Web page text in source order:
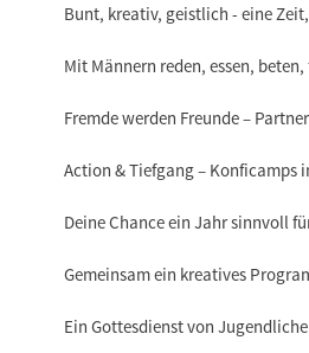
Bunt, kreativ, geistlich - eine
Mit Männern reden, essen,
Fremde werden Freunde –
Action & Tiefgang – Konficamps
Deine Chance ein Jahr sinnvoll
Gemeinsam ein kreatives
Ein Gottesdienst von